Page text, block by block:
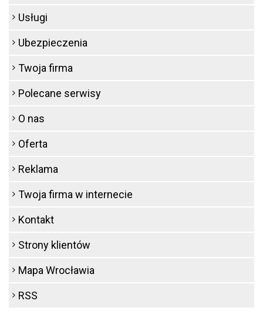
Usługi
Ubezpieczenia
Twoja firma
Polecane serwisy
O nas
Oferta
Reklama
Twoja firma w internecie
Kontakt
Strony klientów
Mapa Wrocławia
RSS